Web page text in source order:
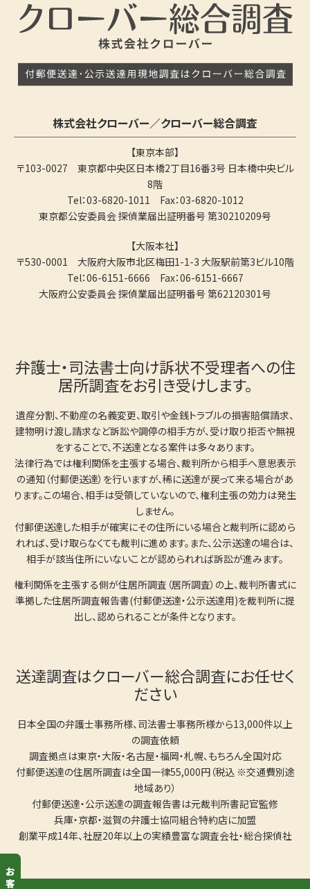
株式会社クローバー／クローバー総合調査
【東京本部】
〒103-0027 東京都中央区日本橋2丁目16番3号 日本橋中央ビル
8階
Tel：03-6820-1011 Fax：03-6820-1012
東京都公安委員会 探偵業届出証明番号 第30210209号
【大阪本社】
〒530-0001 大阪府大阪市北区梅田1-1-3 大阪駅前第3ビル10階
Tel：06-6151-6666 Fax：06-6151-6667
大阪府公安委員会 探偵業届出証明番号 第62120301号
弁護士・司法書士向け訴状不受理者への住
居所調査をお引き受けします。
遺産分割、不動産の名義変更、取引や金銭トラブルの損害賠償請求、
建物明け渡し請求など訴訟や調停の相手方が、受け取り拒否や無視
をすることで、不送達となる案件は多々あります。
法律行為では権利関係を主張する場合、裁判所から相手へ意思表示
の通知（付郵便送達）を行いますが、稀に送達が戻って来る場合があ
ります。この場合、相手は受領していないので、権利主張の効力は発生
しません。
付郵便送達した相手が確実にその住所にいる場合と裁判所に認めら
れれば、受け取らなくても裁判に進めます。また、公示送達の場合は、
相手が該当住所にいないことが認められれば訴訟が進みます。
権利関係を主張する側が住居所調査（居所調査）の上、裁判所書式に
準拠した住居所調査報告書(付郵便送達・公示送達用)を裁判所に提
出し、認められることが条件となります。
送達調査はクローバー総合調査にお任せく
ださい
日本全国の弁護士事務所様、司法書士事務所様から13,000件以上
の調査依頼
調査拠点は東京・大阪・名古屋・福岡・札幌、もちろん全国対応
付郵便送達の住居所調査は全国一律55,000円（税込 ※交通費別途
地域あり）
付郵便送達・公示送達の調査報告書は元裁判所書記官監修
兵庫・京都・滋賀の弁護士協同組合特約店に加盟
創業平成14年、社歴20年以上の実績豊富な調査会社・総合探偵社